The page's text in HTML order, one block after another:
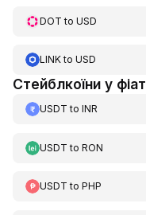
DOT to USD
LINKto USD
Стейблкоїни у фіат
USDT to INR
USDT to RON
USDT to PHP